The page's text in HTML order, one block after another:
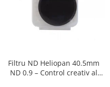
Filtru ND Heliopan 40.5mm
ND 0.9 – Control creativ al